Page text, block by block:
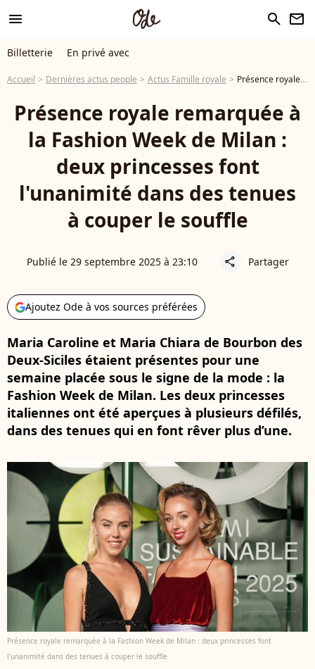
menu search newsletter
Billetterie En privé avec
Accueil Dernières actus people Actus Famille royale Présence royale remarquée à la Fashion Week de Milan : deux princesses font l'unanimité dans des tenues à couper le souffle
Présence royale remarquée à
la Fashion Week de Milan :
deux princesses font
l'unanimité dans des tenues
à couper le souffle
Publié le 29 septembre 2025 à 23:10 share Partager
Ajoutez Ode à vos sources préférées
Maria Caroline et Maria Chiara de Bourbon des
Deux-Siciles étaient présentes pour une
semaine placée sous le signe de la mode : la
Fashion Week de Milan. Les deux princesses
italiennes ont été aperçues à plusieurs défilés,
dans des tenues qui en font rêver plus d’une.
Présence royale remarquée à la Fashion Week de Milan : deux princesses font
l'unanimité dans des tenues à couper le souffle